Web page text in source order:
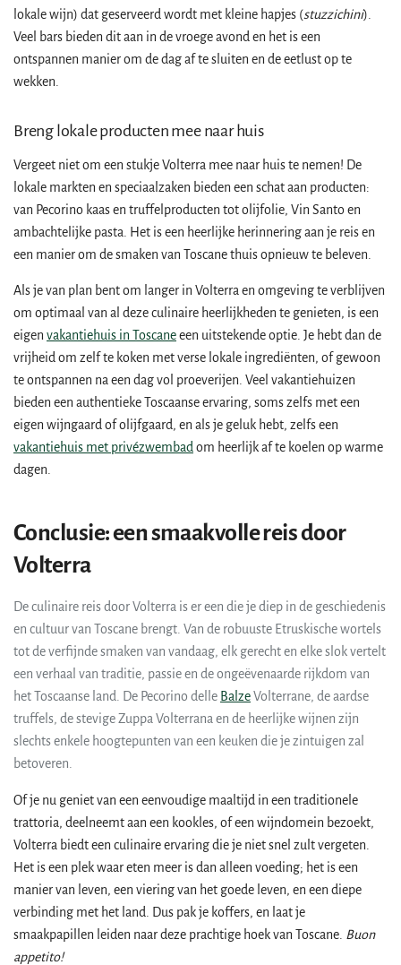
lokale wijn) dat geserveerd wordt met kleine hapjes (stuzzichini).
Veel bars bieden dit aan in de vroege avond en het is een
ontspannen manier om de dag af te sluiten en de eetlust op te
wekken.
Breng lokale producten mee naar huis
Vergeet niet om een stukje Volterra mee naar huis te nemen! De
lokale markten en speciaalzaken bieden een schat aan producten:
van Pecorino kaas en truffelproducten tot olijfolie, Vin Santo en
ambachtelijke pasta. Het is een heerlijke herinnering aan je reis en
een manier om de smaken van Toscane thuis opnieuw te beleven.
Als je van plan bent om langer in Volterra en omgeving te verblijven
om optimaal van al deze culinaire heerlijkheden te genieten, is een
eigen vakantiehuis in Toscaneeen uitstekende optie. Je hebt dan de
vrijheid om zelf te koken met verse lokale ingrediënten, of gewoon
te ontspannen na een dag vol proeverijen. Veel vakantiehuizen
bieden een authentieke Toscaanse ervaring, soms zelfs met een
eigen wijngaard of olijfgaard, en als je geluk hebt, zelfs een
vakantiehuis met privézwembad om heerlijk af te koelen op warme
dagen.
Conclusie: een smaakvolle reis door
Volterra
De culinaire reis door Volterra is er een die je diep in de geschiedenis
en cultuur van Toscane brengt. Van de robuuste Etruskische wortels
tot de verfijnde smaken van vandaag, elk gerecht en elke slok vertelt
een verhaal van traditie, passie en de ongeëvenaarde rijkdom van
het Toscaanse land. De Pecorino delle BalzeVolterrane, de aardse
truffels, de stevige Zuppa Volterrana en de heerlijke wijnen zijn
slechts enkele hoogtepunten van een keuken die je zintuigen zal
betoveren.
Of je nu geniet van een eenvoudige maaltijd in een traditionele
trattoria, deelneemt aan een kookles, of een wijndomein bezoekt,
Volterra biedt een culinaire ervaring die je niet snel zult vergeten.
Het is een plek waar eten meer is dan alleen voeding; het is een
manier van leven, een viering van het goede leven, en een diepe
verbinding met het land. Dus pak je koffers, en laat je
smaakpapillen leiden naar deze prachtige hoek van Toscane. Buon
appetito!